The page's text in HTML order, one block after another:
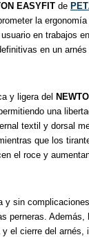
EASYFIT de
la
en trabajos
en un
y ligera del
una
textil y dorsal
que los
el roce y
y sin
perneras. Además,
el cierre del arnés,